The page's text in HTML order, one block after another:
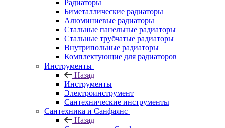
Радиаторы
Биметаллические радиаторы
Алюминиевые радиаторы
Стальные панельные радиаторы
Стальные трубчатые радиаторы
Внутрипольные радиаторы
Комплектующие для радиаторов
Инструменты
Назад
Инструменты
Электроинструмент
Сантехнические инструменты
Сантехника и Санфаянс
Назад